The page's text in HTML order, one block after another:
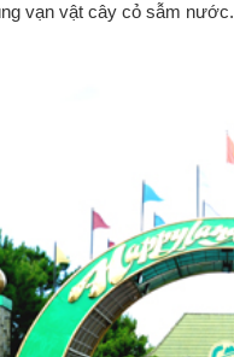
vạn vật cây cỏ sẫm nước.